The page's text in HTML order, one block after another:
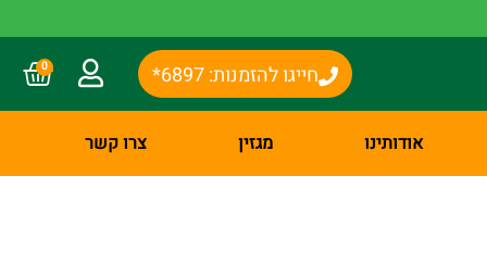
חייגו להזמנות: 6897* 0
אודותינו מגזין צרו קשר